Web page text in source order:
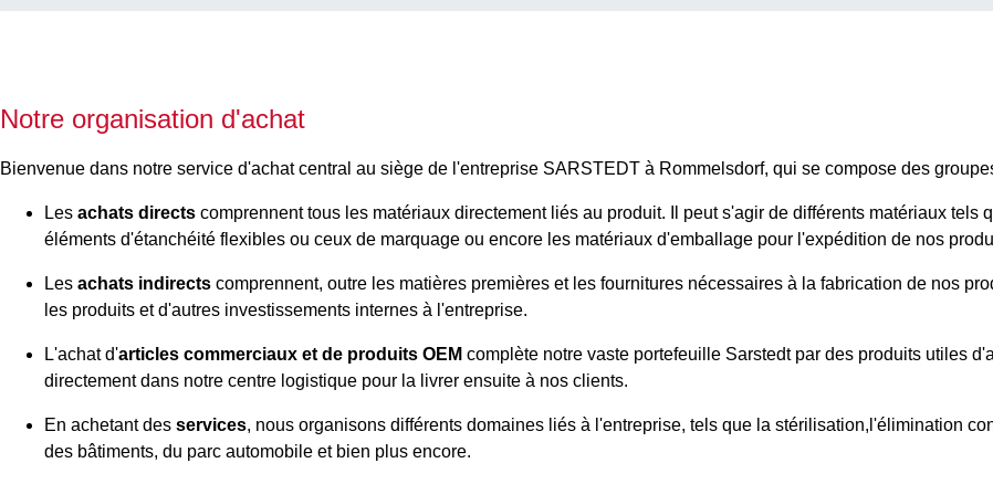
Notre organisation d'achat
Bienvenue dans notre service d'achat central au siège de l'entreprise SARSTEDT à Rommelsdorf, qui se compose des
Les achats directs comprennent tous les matériaux directement liés au produit. Il peut s'agir de différents matériaux
éléments d'étanchéité flexibles ou ceux de marquage ou encore les matériaux d'emballage pour l'expédition de nos
Les achats indirects comprennent, outre les matières premières et les fournitures nécessaires à la fabrication de nos
les produits et d'autres investissements internes à l'entreprise.
L'achat d'articles commerciaux et de produits OEM complète notre vaste portefeuille Sarstedt par des produits utiles
directement dans notre centre logistique pour la livrer ensuite à nos clients.
En achetant des services, nous organisons différents domaines liés à l'entreprise, tels que la stérilisation,l'élimination
des bâtiments, du parc automobile et bien plus encore.